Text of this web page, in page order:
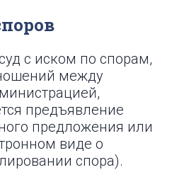
с иском по спорам,
между
предъявление
предложения или
виде о
спора).